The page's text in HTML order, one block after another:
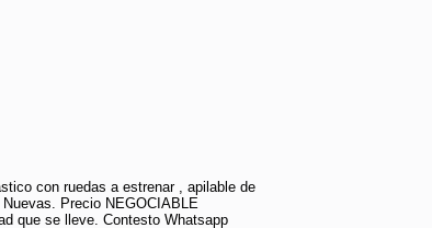
con ruedas a estrenar , apilable de
Precio NEGOCIABLE
que se lleve. Contesto Whatsapp